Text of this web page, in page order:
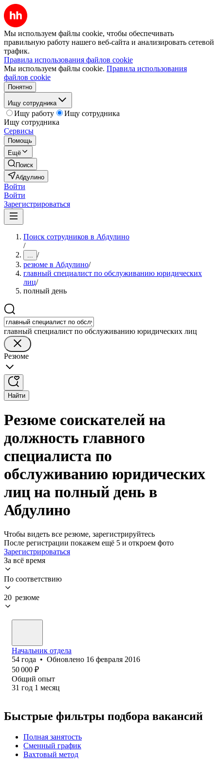
Мы используем файлы cookie, чтобы обеспечивать
правильную работу нашего веб-сайта и анализировать сетевой
трафик.
Правила использования файлов cookie
Мы используем файлы cookie. Правила использования
файлов cookie
Понятно
Ищу сотрудника
Ищу работу
Ищу сотрудника
Ищу сотрудника
Сервисы
Помощь
Ещё
Поиск
Абдулино
Войти
Войти
Зарегистрироваться
Поиск сотрудников в Абдулино
/
... /
резюме в Абдулино/
главный специалист по обслуживанию юридических
лиц/
полный день
главный специалист по обслуживанию юридических лиц
Резюме
Найти
Резюме соискателей на
должность главного
специалиста по
обслуживанию юридических
лиц на полный день в
Абдулино
Чтобы видеть все резюме, зарегистрируйтесь
После регистрации покажем ещё 5 и откроем фото
Зарегистрироваться
За всё время
По соответствию
20 резюме
Начальник отдела
54 года • Обновлено 16 февраля 2016
50 000 ₽
Общий опыт
31 год 1 месяц
Быстрые фильтры подбора вакансий
Полная занятость
Сменный график
Вахтовый метод